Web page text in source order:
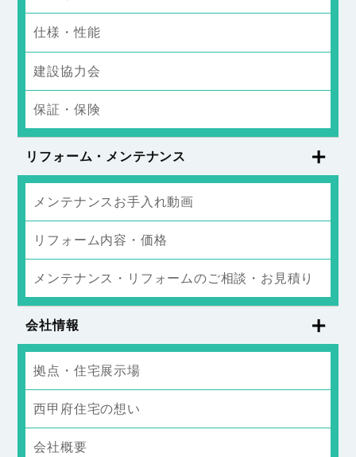
仕様・性能
建設協力会
保証・保険
リフォーム・メンテナンス
メンテナンスお手入れ動画
リフォーム内容・価格
メンテナンス・リフォームのご相談・お見積り
会社情報
拠点・住宅展示場
西甲府住宅の想い
会社概要